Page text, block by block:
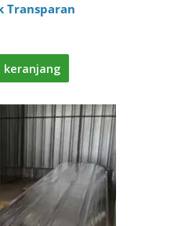
Transparan
keranjang